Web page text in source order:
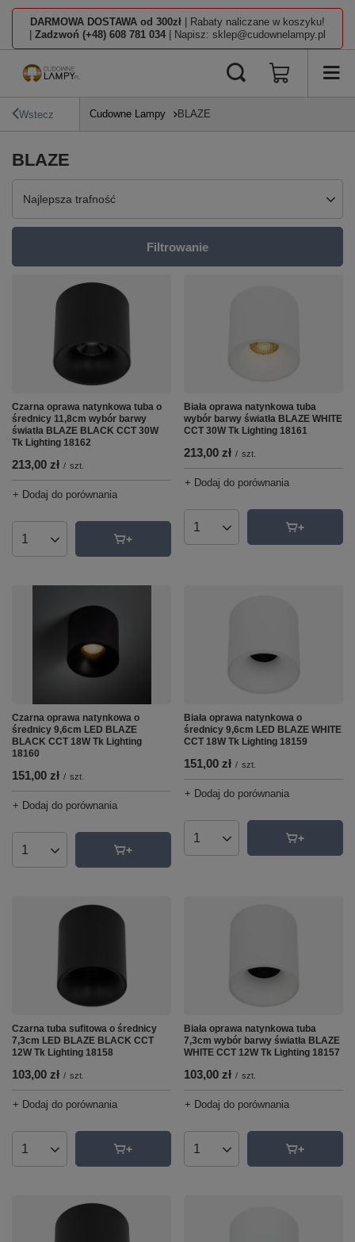
DARMOWA DOSTAWA od 300zł | Rabaty naliczane w koszyku!
Zadzwoń (+48) 608 781 034 | Napisz: sklep@cudownelampy.pl
Wstecz Cudowne Lampy BLAZE
BLAZE
Zmień sortowanie
Najlepsza trafność
Filtrowanie
Czarna oprawa natynkowa tuba o
średnicy 11,8cm wybór barwy
światła BLAZE BLACK CCT 30W
Tk Lighting 18162
213,00 zł / szt.
+ Dodaj do porównania
Ilość produktów
Biała oprawa natynkowa tuba
wybór barwy światła BLAZE WHITE
CCT 30W Tk Lighting 18161
213,00 zł / szt.
+ Dodaj do porównania
Ilość produktów
Czarna oprawa natynkowa o
średnicy 9,6cm LED BLAZE
BLACK CCT 18W Tk Lighting
18160
151,00 zł / szt.
+ Dodaj do porównania
Ilość produktów
Biała oprawa natynkowa o
średnicy 9,6cm LED BLAZE WHITE
CCT 18W Tk Lighting 18159
151,00 zł / szt.
+ Dodaj do porównania
Ilość produktów
Czarna tuba sufitowa o średnicy
7,3cm LED BLAZE BLACK CCT
12W Tk Lighting 18158
103,00 zł / szt.
+ Dodaj do porównania
Ilość produktów
Biała oprawa natynkowa tuba
7,3cm wybór barwy światła BLAZE
WHITE CCT 12W Tk Lighting 18157
103,00 zł / szt.
+ Dodaj do porównania
Ilość produktów